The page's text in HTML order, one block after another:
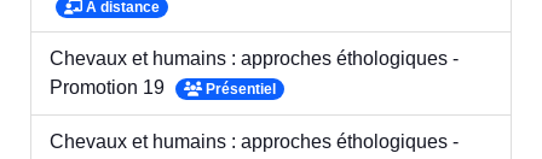
À distance
Chevaux et humains : approches éthologiques -
Promotion 19
Présentiel
Chevaux et humains : approches éthologiques -